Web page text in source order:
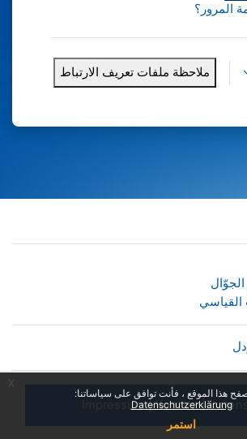
هذا الموقع ، فأنت توافق على سياساتنا:
Datenschutzerklärung
استمر
المرور؟
ملاحظة ملفات تعريف الارتباط
القياسي
Impressum|Kontakt|